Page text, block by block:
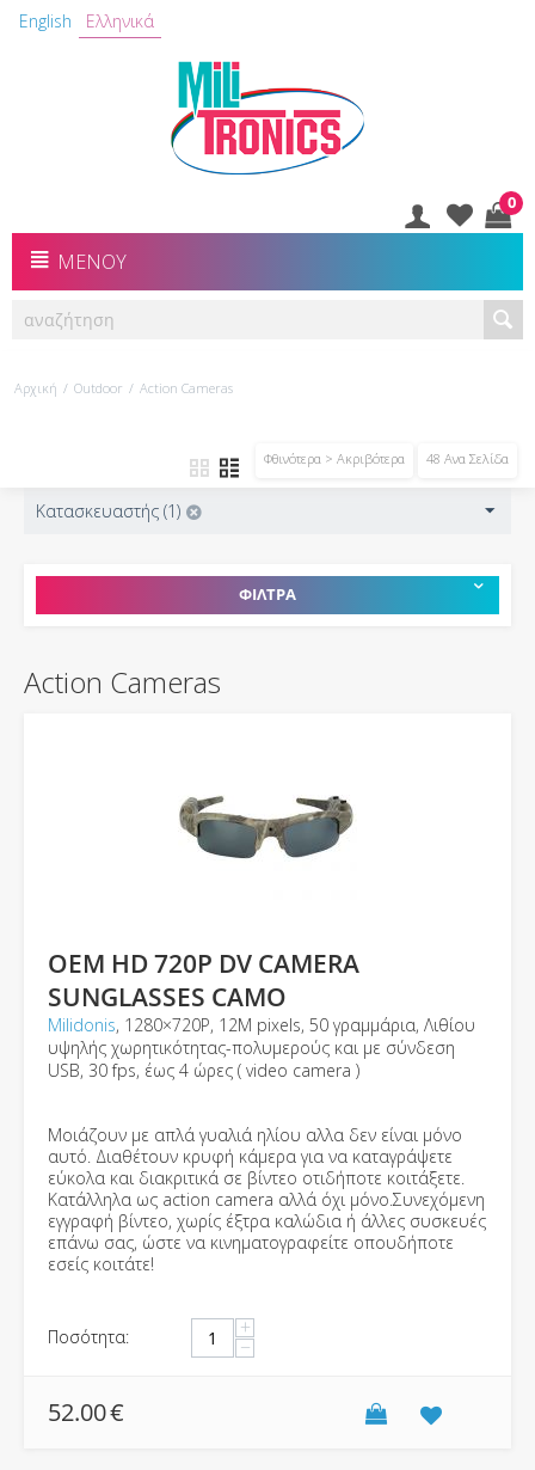
English Ελληνικά
0
ΜΕΝΟΎ
Αρχική / Outdoor / Action Cameras
Φθινότερα > Ακριβότερα 48 Ανα Σελίδα
Κατασκευαστής (1)
ΦΙΛΤΡΑ
Action Cameras
OEM HD 720P DV CAMERA
SUNGLASSES CAMO
Milidonis, 1280×720P, 12Μ pixels, 50 γραμμάρια, Λιθίου
υψηλής χωρητικότητας-πολυμερούς και με σύνδεση
USB, 30 fps, έως 4 ώρες ( video camera )
Μοιάζουν με απλά γυαλιά ηλίου αλλα δεν είναι μόνο
αυτό. Διαθέτουν κρυφή κάμερα για να καταγράψετε
εύκολα και διακριτικά σε βίντεο οτιδήποτε κοιτάξετε.
Κατάλληλα ως action camera αλλά όχι μόνο.Συνεχόμενη
εγγραφή βίντεο, χωρίς έξτρα καλώδια ή άλλες συσκευές
επάνω σας, ώστε να κινηματογραφείτε οπουδήποτε
εσείς κοιτάτε!
Ποσότητα: +
−
52.00€